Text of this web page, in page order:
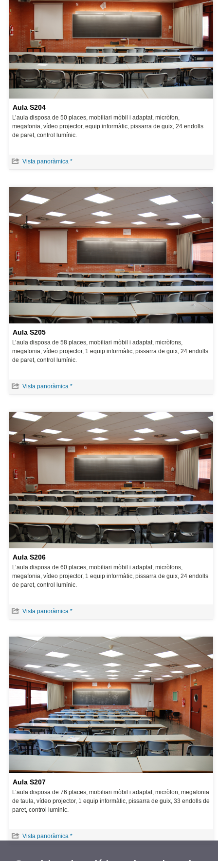
Aula S204
L’aula disposa de 50 places, mobiliari mòbil i adaptat, micròfon,
megafonia, vídeo projector, equip informàtic, pissarra de guix, 24 endolls
de paret, control lumínic.
Vista panoràmica *
Aula S205
L’aula disposa de 58 places, mobiliari mòbil i adaptat, micròfons,
megafonia, vídeo projector, 1 equip informàtic, pissarra de guix, 24 endolls
de paret, control lumínic.
Vista panoràmica *
Aula S206
L’aula disposa de 60 places, mobiliari mòbil i adaptat, micròfons,
megafonia, vídeo projector, 1 equip informàtic, pissarra de guix, 24 endolls
de paret, control lumínic.
Vista panoràmica *
Aula S207
L’aula disposa de 76 places, mobiliari mòbil i adaptat, micròfon, megafonia
de taula, vídeo projector, 1 equip informàtic, pissarra de guix, 33 endolls de
paret, control lumínic.
Vista panoràmica *